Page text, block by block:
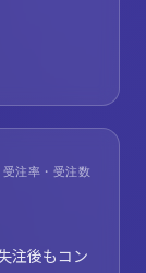
注率・受注数
注後もコン